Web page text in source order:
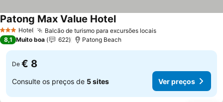
3 EstrelasHotel Balcão de turismo para excursões locais
Patong Max Value Hotel
8,1 Muito boa 622 Patong Beach
De € 8
Consulte os preços de 5 sites Ver preços